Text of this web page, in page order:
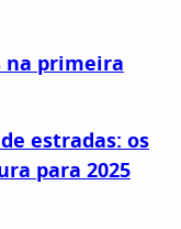
na primeira
estradas: os
para 2025